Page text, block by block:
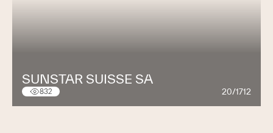
SUNSTAR SUISSE SA
832 20/1712